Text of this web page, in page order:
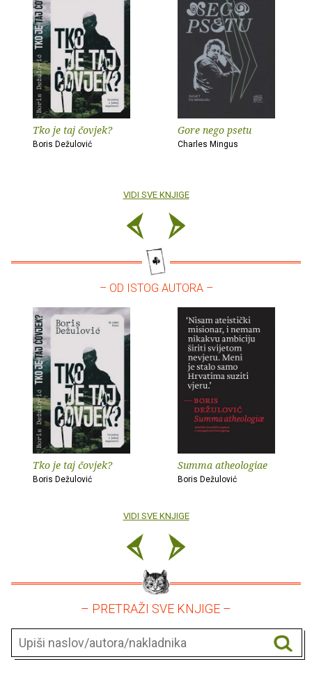
Tko je taj čovjek?
Boris Dežulović
Gore nego psetu
Charles Mingus
VIDI SVE KNJIGE
– OD ISTOG AUTORA –
Tko je taj čovjek?
Boris Dežulović
Summa atheologiae
Boris Dežulović
VIDI SVE KNJIGE
– PRETRAŽI SVE KNJIGE –